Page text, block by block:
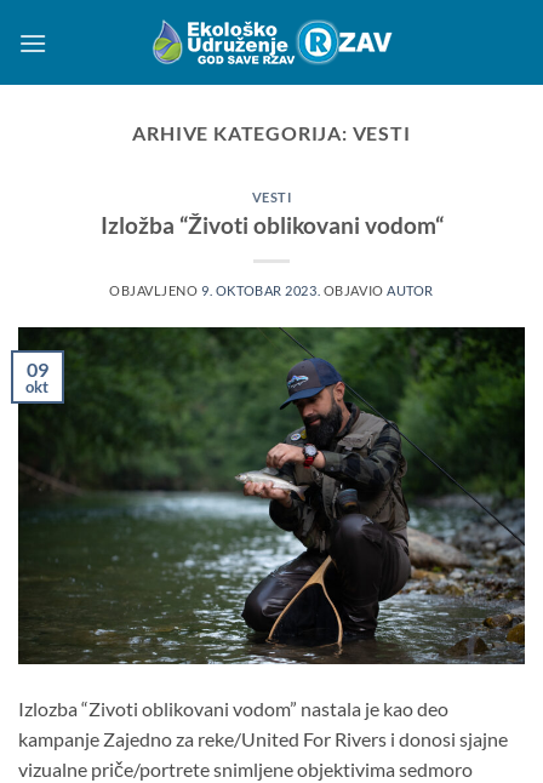
ARHIVE KATEGORIJA: VESTI
VESTI
Izložba “Životi oblikovani vodom“
OBJAVLJENO9. OKTOBAR 2023. OBJAVIO AUTOR
09
okt
Izlozba “Zivoti oblikovani vodom” nastala je kao deo
kampanje Zajedno za reke/United For Rivers i donosi sjajne
vizualne priče/portrete snimljene objektivima sedmoro